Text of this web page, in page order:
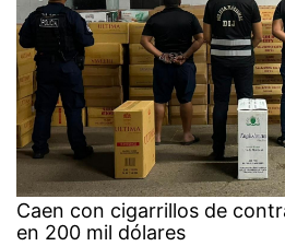
Caen con cigarrillos de
en 200 mil dólares